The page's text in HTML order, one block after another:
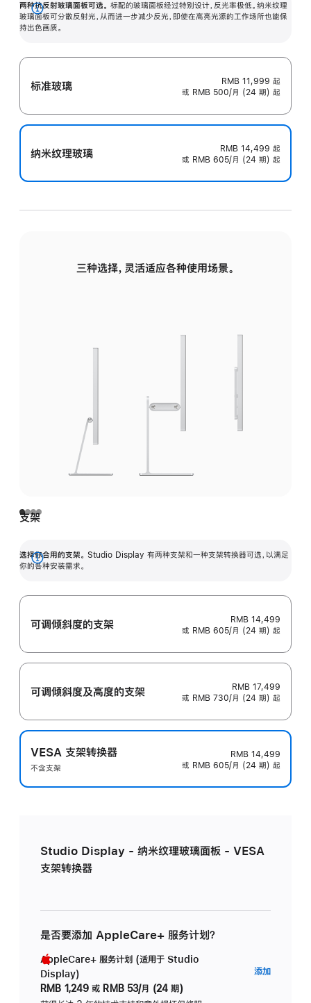
两种抗反射玻璃面板可选。 标配的玻璃面板经过特别设计，反光率极低。纳米纹理
玻璃面板可分散反射光，从而进一步减少反光，即使在高亮光源的工作场所也能保
持出色画质。
展
开
标准玻璃 RMB 11,999 起
或 RMB 500/月 (24 期) 起
纳米纹理玻璃 RMB 14,499 起
或 RMB 605/月 (24 期) 起
三种选择，灵活适应各种使用场景。
支架
选择你合用的支架。 Studio Display 有两种支架和一种支架转换器可选，以满足
你的各种安装需求。
展
可调倾斜度的支架
RMB 14,499
或 RMB 605/月 (24 期) 起
可调倾斜度及高‍度的支‍架
RMB 17,499
或 RMB 730/月 (24 期) 起
VESA 支架转换器
不含支架
RMB 14,499
或 RMB 605/月 (24 期) 起
Studio Display - 纳米纹理玻璃面板 - VESA
支架转换器
是否要添加 AppleCare+ 服务计划？
AppleCare+ 服务计划 (适用于 Studio
Display)
RMB 1,249 或 RMB 53/月 (24 期)
添加